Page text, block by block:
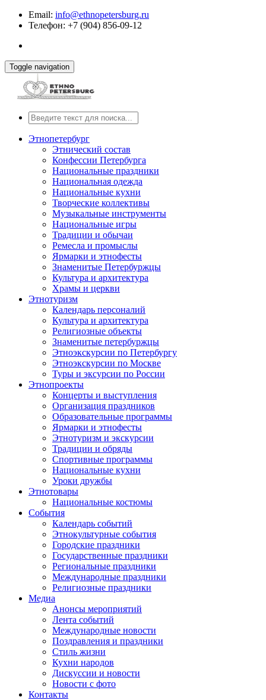
Email: info@ethnopetersburg.ru
Телефон: +7 (904) 856-09-12
Toggle navigation
Этнопетербург
Этнический состав
Конфессии Петербурга
Национальные праздники
Национальная одежда
Национальные кухни
Творческие коллективы
Музыкальные инструменты
Национальные игры
Традиции и обычаи
Ремесла и промыслы
Ярмарки и этнофесты
Знаменитые Петербуржцы
Культура и архитектура
Храмы и церкви
Этнотуризм
Календарь персоналий
Культура и архитектура
Религиозные объекты
Знаменитые петербуржцы
Этноэкскурсии по Петербургу
Этноэкскурсии по Москве
Туры и эксурсии по России
Этнопроекты
Концерты и выступления
Организация праздников
Образовательные программы
Ярмарки и этнофесты
Этнотуризм и экскурсии
Традиции и обряды
Спортивные программы
Национальные кухни
Уроки дружбы
Этнотовары
Национальные костюмы
События
Календарь событий
Этнокультурные события
Городские праздники
Государственные праздники
Региональные праздники
Международные праздники
Религиозные праздники
Медиа
Анонсы мероприятий
Лента событий
Международные новости
Поздравления и праздники
Cтиль жизни
Кухни народов
Дискуссии и новости
Новости с фото
Контакты